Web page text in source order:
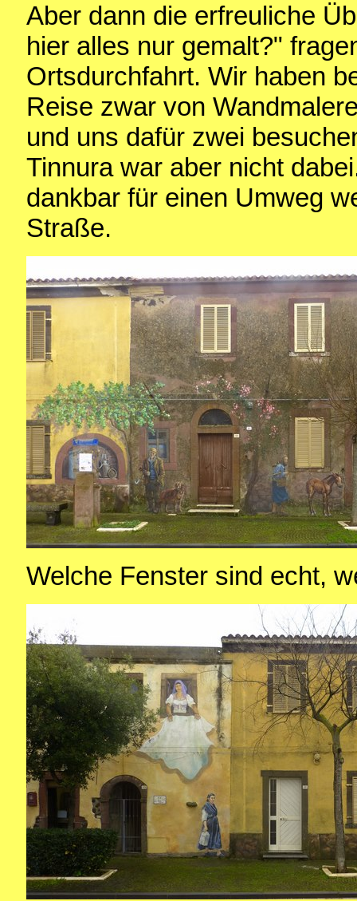
Aber dann die erfreuliche
hier alles nur gemalt?"
Ortsdurchfahrt. Wir haben
Reise zwar von
und uns dafür zwei
Tinnura war aber nicht
dankbar für einen Umweg
Straße.
Welche Fenster sind echt,